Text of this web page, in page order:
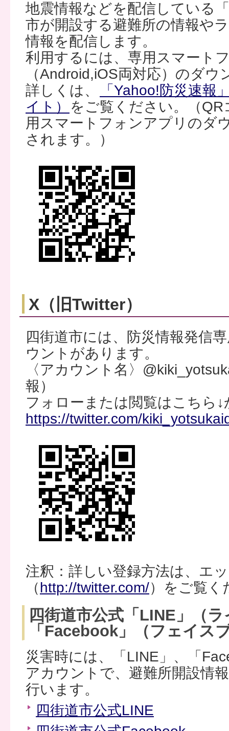
地震情報などを配信している
市が開設する避難所の情報や
情報を配信します。
利用するには、専用スマート
（Android,iOS両対応）のダ
詳しくは、
「Yahoo!防災速報
イト）
をご覧ください。（
用スマートフォンアプリのダ
されます。）
X（旧Twitter）
四街道市には、防災情報発信
ウントがあります。
〈アカウント名〉
報）
フォローまたは閲覧はこちら
https://twitter.com/
注釈：詳しい登録方法は、エ
（http://twitter.com/）をご覧く
四街道市公式「LINE」（
「Facebook」（フェイス
災害時には、「LINE」、「
アカウントで、避難所開設情
行います。
四街道市公式LINE